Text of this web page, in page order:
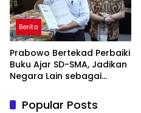
Berita
Prabowo Bertekad Perbaiki
Buku Ajar SD-SMA, Jadikan
Negara Lain sebagai
Popular Posts